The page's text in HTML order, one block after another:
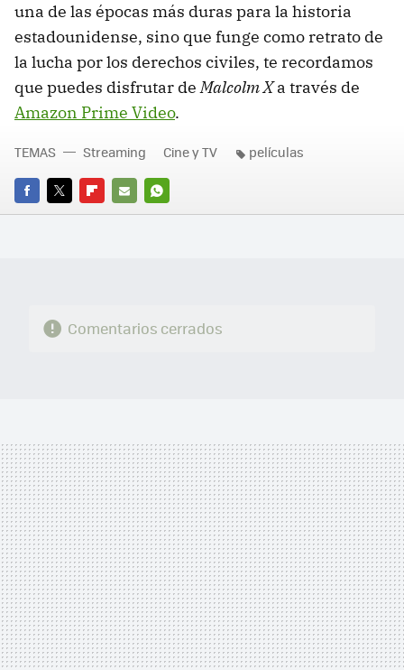
una de las épocas más duras para la historia
estadounidense, sino que funge como retrato de
la lucha por los derechos civiles, te recordamos
que puedes disfrutar deMalcolm Xa través de
Amazon Prime Video.
FACEBOOK
TWITTERFLIPBOARD
E-
WHATSAPP
TEMAS Streaming Cine y TV películas
Comentarios cerrados